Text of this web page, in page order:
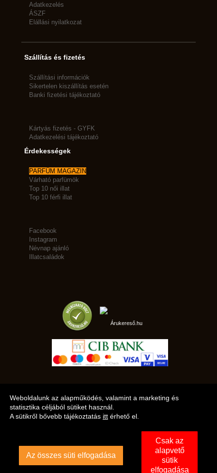
Adatkezelés
ÁSZF
Elállási nyilatkozat
Szállítás és fizetés
Szállítási információk
Sikertelen kiszállítás esetén
Banki fizetési tájékoztató
Kártyás fizetés - GYFK
Adatkezelési tájékoztató
Érdekességek
PARFÜM MAGAZIN
Várható parfümök
Top 10 női illat
Top 10 férfi illat
Facebook
Instagram
Névnap ajánló
Illatcsaládok
Árukereső.hu
marketplace partner
A LEGJOBB AJÁNLATAINK AZ ÖN CÍMÉRE!
Weboldalunk az alapműködés, valamint a marketing és
statisztika céljából sütiket használ.
A sütikről bővebb tájékoztatás itt érhető el.
Az összes süti elfogadása
Csak az
alapvető
sütik
elfogadása